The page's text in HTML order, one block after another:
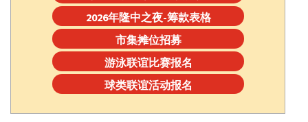
2026年隆中之夜-筹款表格
市集摊位招募
游泳联谊比赛报名
球类联谊活动报名